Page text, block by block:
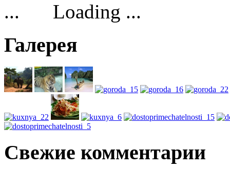
Loading ...
Галерея
Свежие комментарии